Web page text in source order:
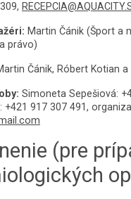
Martin Čánik (Šport a
právo)
Čánik, Róbert Kotian
Simoneta Sepešiová:
+421 917 307 491,
(pre